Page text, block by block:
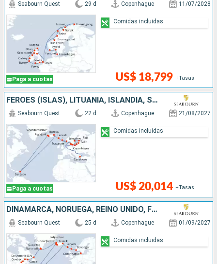
Paga a cuotas
Seabourn Quest 29 d Copenhague 11/07/2028
US$ 18,799 +Tasas
Comidas incluidas
FÉROES (ISLAS), LITUANIA, ISLANDIA, SUECIA, NORUEGA, REINO UNIDO, PUERTO RICO, TURQUÍA, LETONIA, DINAMARCA, ESTONIA, POLONIA
Paga a cuotas
Seabourn Quest 22 d Copenhague 21/08/2027
US$ 20,014 +Tasas
Comidas incluidas
DINAMARCA, NORUEGA, REINO UNIDO, FÉROES (ISLAS), PUERTO RICO, ISLANDIA, GROENLANDIA, CANADÁ
Seabourn Quest 25 d Copenhague 01/09/2027
Comidas incluidas